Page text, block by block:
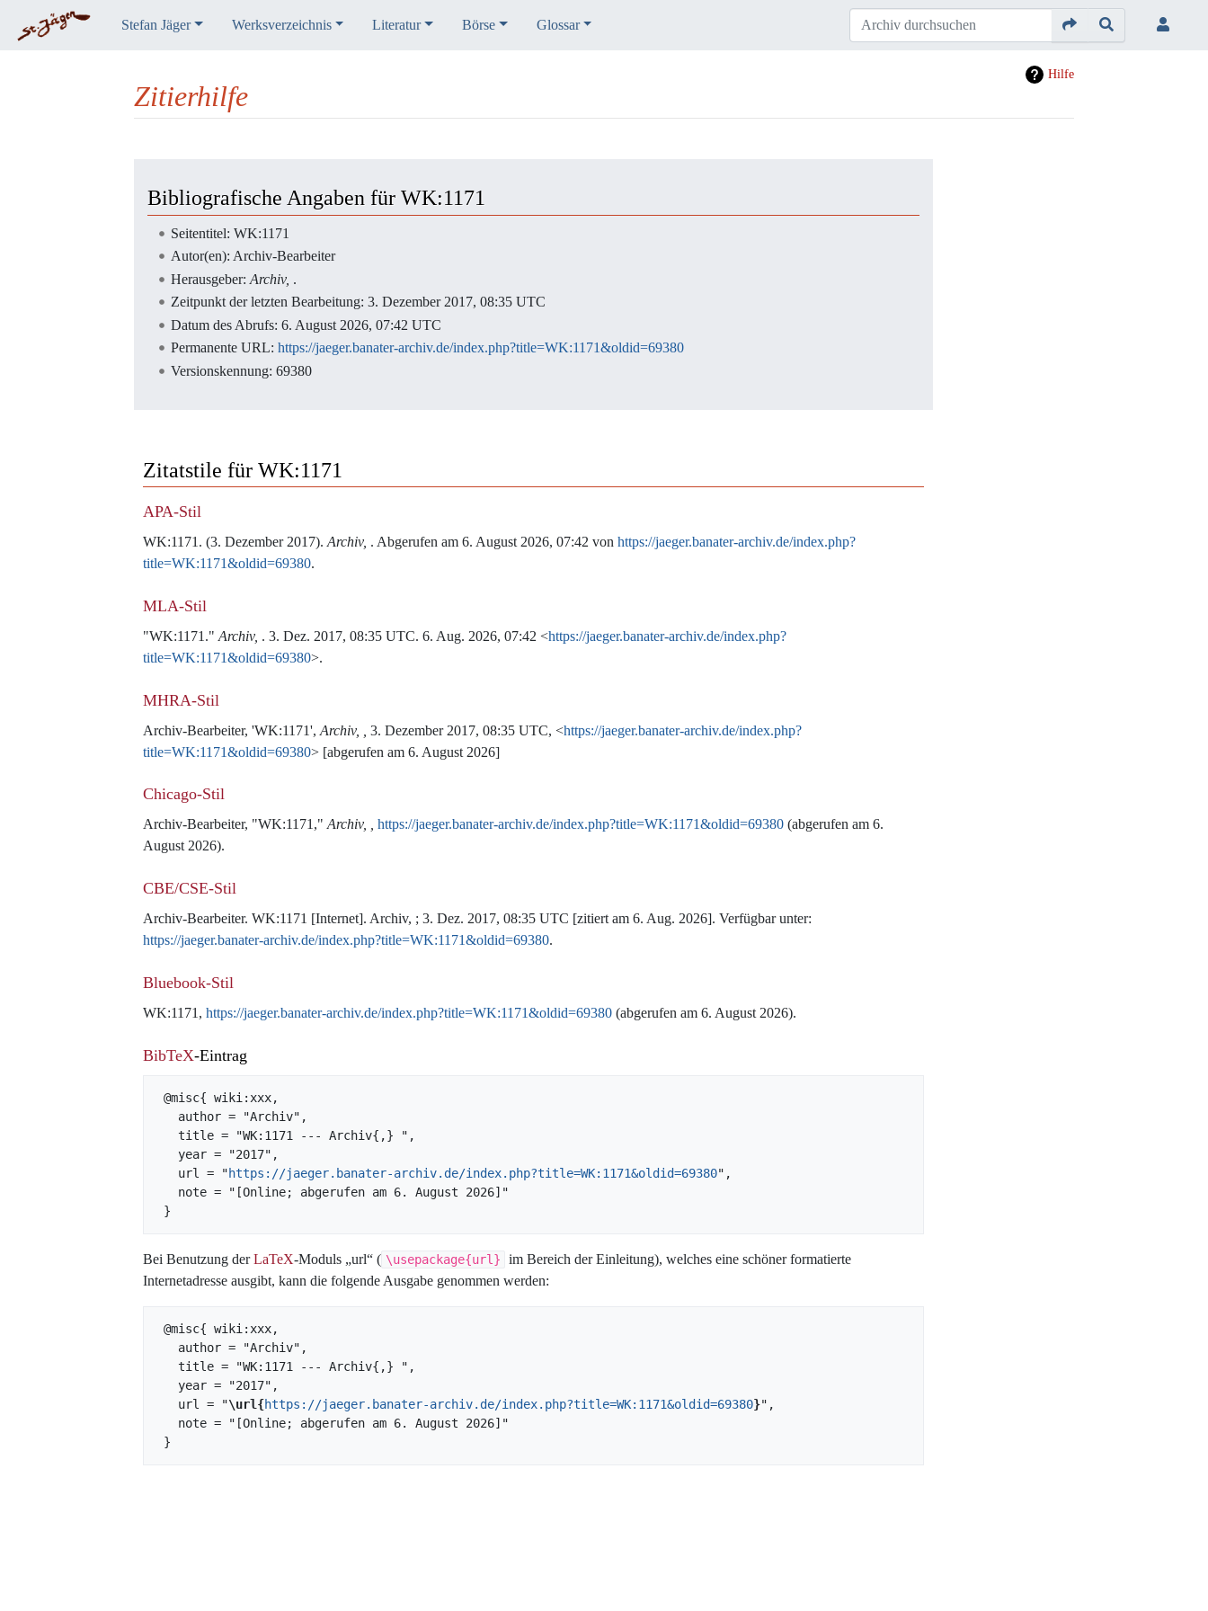
Stefan Jäger Werksverzeichnis Literatur Börse Glossar
Hilfe
Zitierhilfe
Bibliografische Angaben für WK:1171
Seitentitel: WK:1171
Autor(en): Archiv-Bearbeiter
Herausgeber: Archiv, .
Zeitpunkt der letzten Bearbeitung: 3. Dezember 2017, 08:35 UTC
Datum des Abrufs: 6. August 2026, 07:42 UTC
Permanente URL: https://jaeger.banater-archiv.de/index.php?title=WK:1171&oldid=69380
Versionskennung: 69380
Zitatstile für WK:1171
APA-Stil
WK:1171. (3. Dezember 2017). Archiv, . Abgerufen am 6. August 2026, 07:42 von https://jaeger.banater-archiv.de/index.php?
title=WK:1171&oldid=69380.
MLA-Stil
"WK:1171." Archiv, . 3. Dez. 2017, 08:35 UTC. 6. Aug. 2026, 07:42 <https://jaeger.banater-archiv.de/index.php?
title=WK:1171&oldid=69380>.
MHRA-Stil
Archiv-Bearbeiter, 'WK:1171', Archiv, , 3. Dezember 2017, 08:35 UTC, <https://jaeger.banater-archiv.de/index.php?
title=WK:1171&oldid=69380> [abgerufen am 6. August 2026]
Chicago-Stil
Archiv-Bearbeiter, "WK:1171," Archiv, , https://jaeger.banater-archiv.de/index.php?title=WK:1171&oldid=69380 (abgerufen am 6.
August 2026).
CBE/CSE-Stil
Archiv-Bearbeiter. WK:1171 [Internet]. Archiv, ; 3. Dez. 2017, 08:35 UTC [zitiert am 6. Aug. 2026]. Verfügbar unter:
https://jaeger.banater-archiv.de/index.php?title=WK:1171&oldid=69380.
Bluebook-Stil
WK:1171, https://jaeger.banater-archiv.de/index.php?title=WK:1171&oldid=69380 (abgerufen am 6. August 2026).
BibTeX-Eintrag
   url = "
https://jaeger.banater-archiv.de/index.php?title=WK:1171&oldid=69380",
Bei Benutzung derLaTeX-Moduls „url“ ( \usepackage{url}
im Bereich der Einleitung), welches eine schöner formatierte
Internetadresse ausgibt, kann die folgende Ausgabe genommen werden:
   url = "
\url{https://jaeger.banater-archiv.de/index.php?title=WK:1171&oldid=69380}",